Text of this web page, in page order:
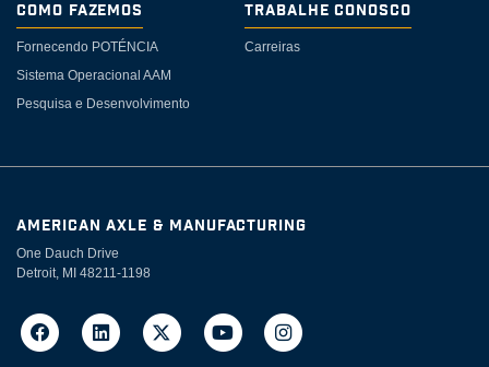
Como Fazemos
Fornecendo POTÉNCIA
Sistema Operacional AAM
Pesquisa e Desenvolvimento
Trabalhe Conosco
Carreiras
AMERICAN AXLE & MANUFACTURING
One Dauch Drive
Detroit, MI 48211-1198